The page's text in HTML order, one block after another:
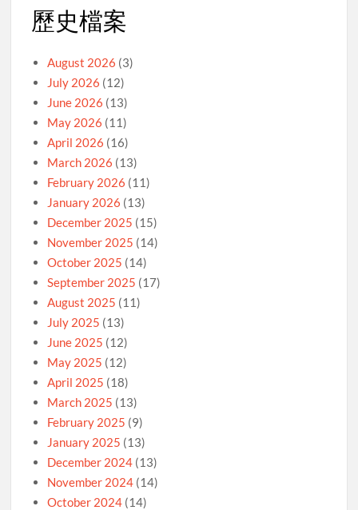
歷史檔案
August 2026 (3)
July 2026 (12)
June 2026 (13)
May 2026 (11)
April 2026 (16)
March 2026 (13)
February 2026 (11)
January 2026 (13)
December 2025 (15)
November 2025 (14)
October 2025 (14)
September 2025 (17)
August 2025 (11)
July 2025 (13)
June 2025 (12)
May 2025 (12)
April 2025 (18)
March 2025 (13)
February 2025 (9)
January 2025 (13)
December 2024 (13)
November 2024 (14)
October 2024 (14)